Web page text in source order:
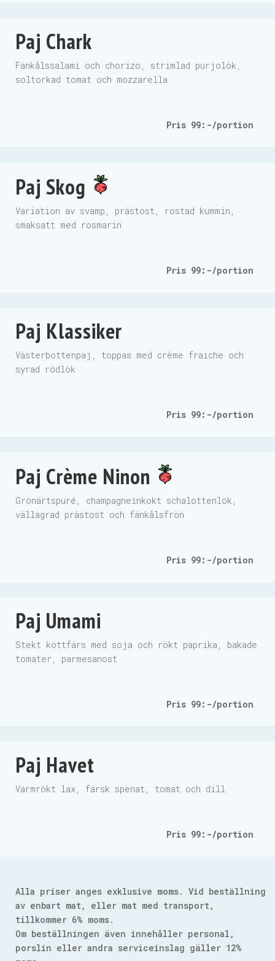
Paj Chark
Fänkålssalami och chorizo, strimlad purjolök,
soltorkad tomat och mozzarella
Pris 99:-/portion
Paj Skog
Variation av svamp, prästost, rostad kummin,
smaksatt med rosmarin
Pris 99:-/portion
Paj Klassiker
Västerbottenpaj, toppas med crème fraiche och
syrad rödlök
Pris 99:-/portion
Paj Crème Ninon
Grönärtspuré, champagneinkokt schalottenlök,
vällagrad prästost och fänkålsfrön
Pris 99:-/portion
Paj Umami
Stekt köttfärs med soja och rökt paprika, bakade
tomater, parmesanost
Pris 99:-/portion
Paj Havet
Varmrökt lax, färsk spenat, tomat och dill
Pris 99:-/portion
Alla priser anges exklusive moms. Vid beställning
av enbart mat, eller mat med transport,
tillkommer 6% moms.
Om beställningen även innehåller personal,
porslin eller andra serviceinslag gäller 12%